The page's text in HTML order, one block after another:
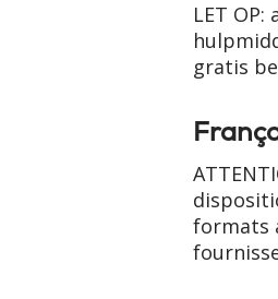
LET
gratis
formats